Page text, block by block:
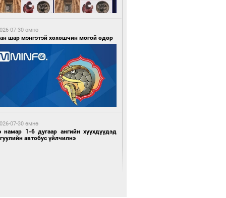
шатанд хэмнэлтийн горимд шилжиж,
наадам, зөвлөгөөн, гадаад
хориглолоо
07-30 өмнө
шар мэнгэтэй хөхөшчин могой өдөр
07-30 өмнө
намар 1-6 дугаар ангийн хүүхдүүдэд
автобус үйлчилнэ